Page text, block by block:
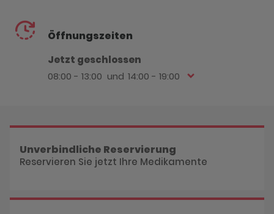
Öffnungszeiten
Jetzt geschlossen
08:00 - 13:00
14:00 - 19:00
Unverbindliche Reservierung
Reservieren Sie jetzt Ihre Medikamente